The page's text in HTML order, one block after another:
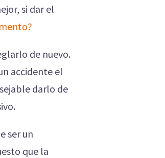
si dar el
de nuevo.
accidente el
darlo de
ser un
que la